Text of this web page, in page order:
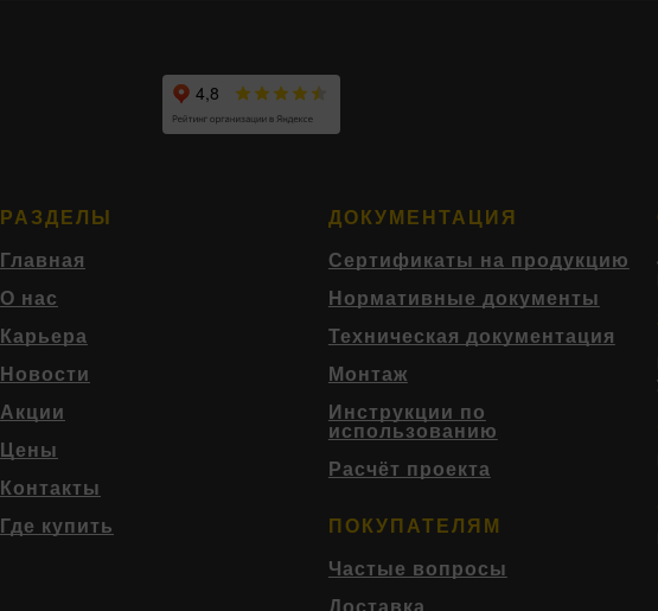
РАЗДЕЛЫ
Главная
О нас
Карьера
Новости
Акции
Цены
Контакты
Где купить
ДОКУМЕНТАЦИЯ
Сертификаты на продукцию
Нормативные документы
Техническая документация
Монтаж
Инструкции по
использованию
Расчёт проекта
ПОКУПАТЕЛЯМ
Частые вопросы
Доставка